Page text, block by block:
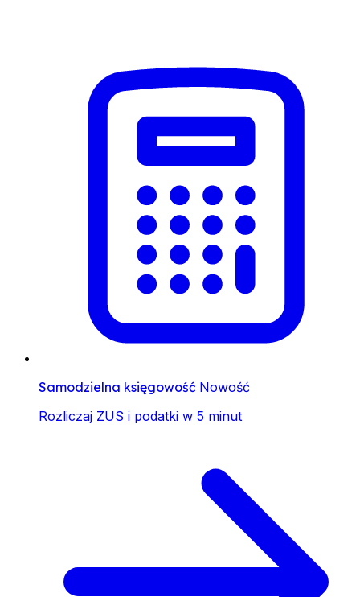
Samodzielna księgowość Nowość
Rozliczaj ZUS i podatki w 5 minut